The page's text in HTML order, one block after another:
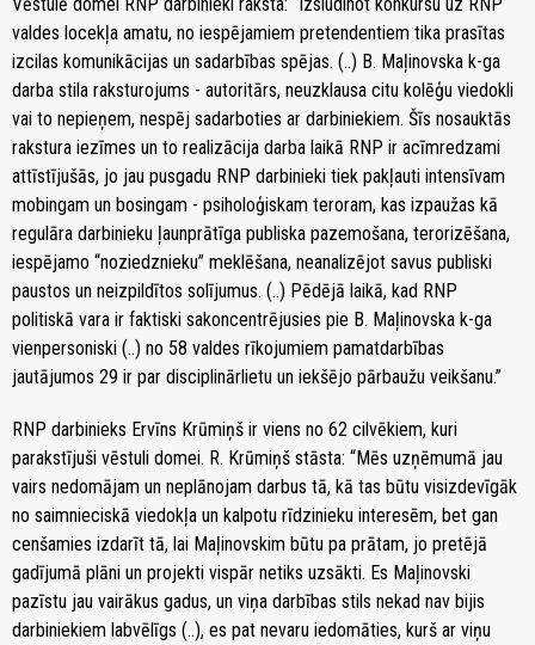
valdes locekļa amatu, no iespējamiem pretendentiem tika prasītas
izcilas komunikācijas un sadarbības spējas. (..) B. Maļinovska k-ga
darba stila raksturojums - autoritārs, neuzklausa citu kolēģu viedokli
vai to nepieņem, nespēj sadarboties ar darbiniekiem. Šīs nosauktās
rakstura iezīmes un to realizācija darba laikā RNP ir acīmredzami
attīstījušās, jo jau pusgadu RNP darbinieki tiek pakļauti intensīvam
mobingam un bosingam - psiholoģiskam teroram, kas izpaužas kā
regulāra darbinieku ļaunprātīga publiska pazemošana, terorizēšana,
iespējamo “noziedznieku” meklēšana, neanalizējot savus publiski
paustos un neizpildītos solījumus. (..) Pēdējā laikā, kad RNP
politiskā vara ir faktiski sakoncentrējusies pie B. Maļinovska k-ga
vienpersoniski (..) no 58 valdes rīkojumiem pamatdarbības
jautājumos 29 ir par disciplinārlietu un iekšējo pārbaužu veikšanu.”
RNP darbinieks Ervīns Krūmiņš ir viens no 62 cilvēkiem, kuri
parakstījuši vēstuli domei. R. Krūmiņš stāsta: “Mēs uzņēmumā jau
vairs nedomājam un neplānojam darbus tā, kā tas būtu visizdevīgāk
no saimnieciskā viedokļa un kalpotu rīdzinieku interesēm, bet gan
cenšamies izdarīt tā, lai Maļinovskim būtu pa prātam, jo pretējā
gadījumā plāni un projekti vispār netiks uzsākti. Es Maļinovski
pazīstu jau vairākus gadus, un viņa darbības stils nekad nav bijis
darbiniekiem labvēlīgs (..), es pat nevaru iedomāties, kurš ar viņu